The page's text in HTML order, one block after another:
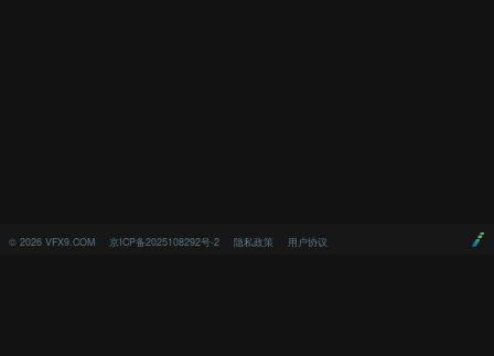
© 2026 VFX9.COM 京ICP备2025108292号-2 隐私政策 用户协议